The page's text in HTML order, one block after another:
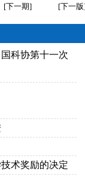
[下一期] [下一版
科协第十一次
术奖励的决定